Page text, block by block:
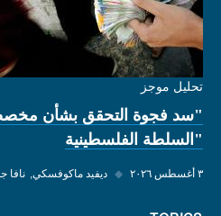
تحليل موجز
"سد فجوة التحقق بشأن
"السلطة الفلسطينية
٣ أغسطس ٢٠٢٦ ◆ ديفيد ماكوفسكي نافا